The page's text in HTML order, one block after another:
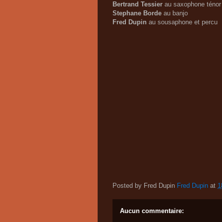
Bertrand Tessier au saxophone ténor
Stephane Borde au banjo
Fred Dupin au sousaphone et percu
Posted by Fred Dupin Fred Dupin at
Aucun commentaire: